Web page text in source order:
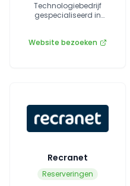
Technologiebedrijf
gespecialiseerd in
Website bezoeken
Recranet
Reserveringen